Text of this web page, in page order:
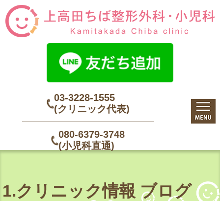
03-3228-1555
(クリニック代表)
080-6379-3748
(小児科直通)
1.クリニック情報 ブログ